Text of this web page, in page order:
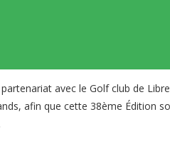
avec le Golf club de
afin que cette 38ème Édition